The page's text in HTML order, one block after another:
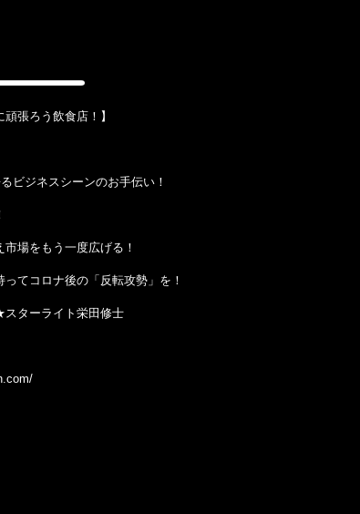
張ろう飲食店！】
ビジネスシーンのお手伝い！
場をもう一度広げる！
てコロナ後の「反転攻勢」を！
スターライト栄田修士